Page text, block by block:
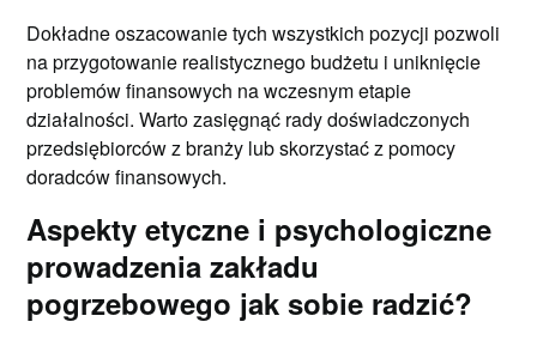
Dokładne oszacowanie tych wszystkich pozycji pozwoli
na przygotowanie realistycznego budżetu i uniknięcie
problemów finansowych na wczesnym etapie
działalności. Warto zasięgnąć rady doświadczonych
przedsiębiorców z branży lub skorzystać z pomocy
doradców finansowych.
Aspekty etyczne i psychologiczne
prowadzenia zakładu
pogrzebowego jak sobie radzić?